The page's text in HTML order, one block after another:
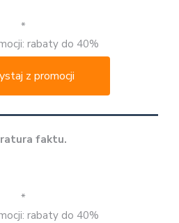
*
rabaty do 40%
z promocji
faktu.
*
rabaty do 40%